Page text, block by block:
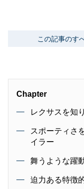
この記事のす
Chapter
レクサスを知
スポーティさ
イラー
舞うような躍
迫力ある特徴